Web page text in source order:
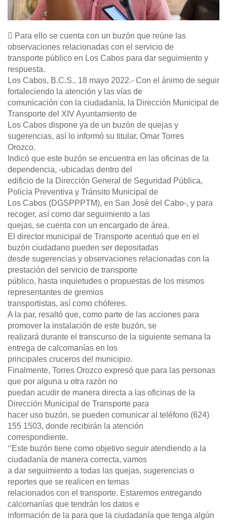
 Para ello se cuenta con un buzón que reúne las
observaciones relacionadas con el servicio de
transporte público en Los Cabos para dar seguimiento y
respuesta.
Los Cabos, B.C.S., 18 mayo 2022.- Con el ánimo de seguir
fortaleciendo la atención y las vías de
comunicación con la ciudadanía, la Dirección Municipal de
Transporte del XIV Ayuntamiento de
Los Cabos dispone ya de un buzón de quejas y
sugerencias, así lo informó su titular, Omar Torres
Orozco.
Indicó que este buzón se encuentra en las oficinas de la
dependencia, -ubicadas dentro del
edificio de la Dirección General de Seguridad Pública,
Policía Preventiva y Tránsito Municipal de
Los Cabos (DGSPPPTM), en San José del Cabo-, y para
recoger, así como dar seguimiento a las
quejas, se cuenta con un encargado de área.
El director municipal de Transporte acentuó que en el
buzón ciudadano pueden ser depositadas
desde sugerencias y observaciones relacionadas con la
prestación del servicio de transporte
público, hasta inquietudes o propuestas de los mismos
representantes de gremios
transportistas, así como chóferes.
A la par, resaltó que, como parte de las acciones para
promover la instalación de este buzón, se
realizará durante el transcurso de la siguiente semana la
entrega de calcomanías en los
principales cruceros del municipio.
Finalmente, Torres Orozco expresó que para las personas
que por alguna u otra razón no
puedan acudir de manera directa a las oficinas de la
Dirección Municipal de Transporte para
hacer uso buzón, se pueden comunicar al teléfono (624)
155 1503, donde recibirán la atención
correspondiente.
‘‘Este buzón tiene como objetivo seguir atendiendo a la
ciudadanía de manera correcta, vamos
a dar seguimiento a todas las quejas, sugerencias o
reportes que se realicen en temas
relacionados con el transporte. Estaremos entregando
calcomanías que tendrán los datos e
información de la para que la ciudadanía que tenga algún